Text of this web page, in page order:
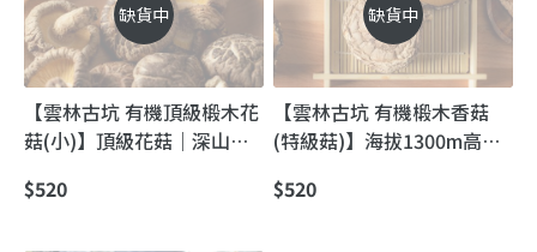
缺貨中
【雲林古坑 有機頂級椴木花
菇(小)】頂級花菇｜深山高
$520
缺貨中
【雲林古坑 有機椴木香菇
(特級菇)】海拔1300m高山
低溫烘焙，香氣一開就回不
$520